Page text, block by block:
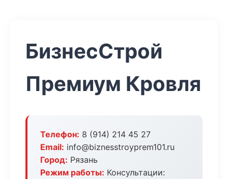
БизнесСтрой
Премиум Кровля
Телефон: 8 (914) 214 45 27
Email: info@biznesstroyprem101.ru
Город: Рязань
Режим работы: Консультации: